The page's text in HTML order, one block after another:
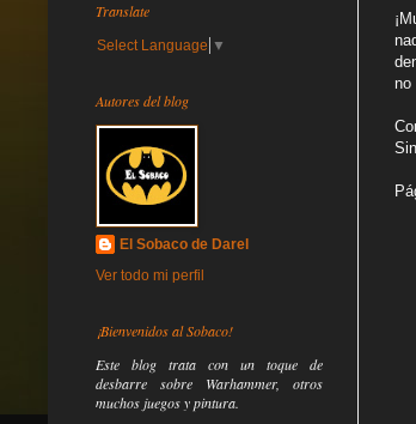
no
Translate
Select Language ▼
Autores del blog
El Sobaco de Darel
Ver todo mi perfil
¡Bienvenidos al Sobaco!
Este blog trata con un toque de
desbarre sobre Warhammer, otros
muchos juegos y pintura.